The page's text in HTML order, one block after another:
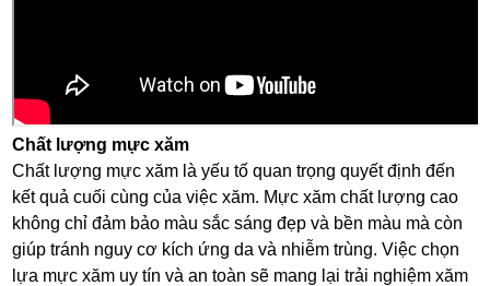
Chất lượng mực xăm
Chất lượng mực xăm là yếu tố quan trọng quyết định đến
kết quả cuối cùng của việc xăm. Mực xăm chất lượng cao
không chỉ đảm bảo màu sắc sáng đẹp và bền màu mà còn
giúp tránh nguy cơ kích ứng da và nhiễm trùng. Việc chọn
lựa mực xăm uy tín và an toàn sẽ mang lại trải nghiệm xăm